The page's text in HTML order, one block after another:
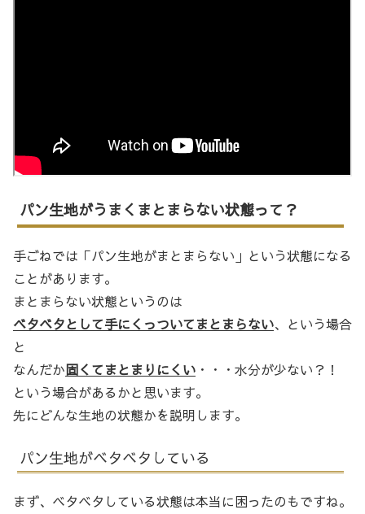
パン生地がうまくまとまらない状態って？
手ごねでは「パン生地がまとまらない」という状態になる
ことがあります。
まとまらない状態というのは
ベタベタとして手にくっついてまとまらない、という場合
と
なんだか固くてまとまりにくい ・・・水分が少ない？！
という場合があるかと思います。
先にどんな生地の状態かを説明します。
パン生地がベタベタしている
まず、ベタベタしている状態は本当に困ったのもですね。